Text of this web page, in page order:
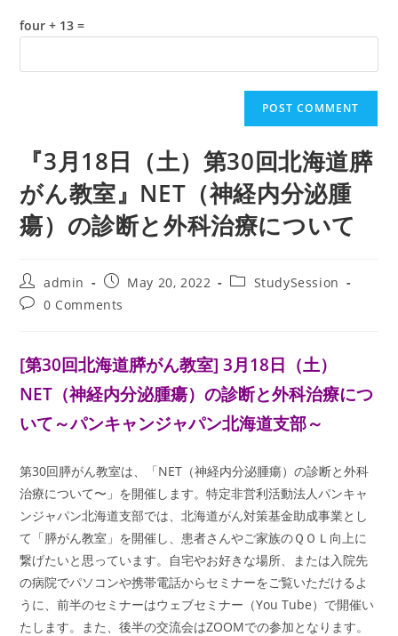
four + 13 =
『3月18日（土）第30回北海道膵
がん教室』NET（神経内分泌腫
瘍）の診断と外科治療について
Post
author:
admin
Post
published:
May 20, 2022
PostStudySession
Post0 Comments
[第30回北海道膵がん教室] 3月18日（土）
NET（神経内分泌腫瘍）の診断と外科治療につ
いて ～パンキャンジャパン北海道支部～
第30回膵がん教室は、「NET（神経内分泌腫瘍）の診断と外科
治療について〜」を開催します。特定非営利活動法人パンキャ
ンジャパン北海道支部では、北海道がん対策基金助成事業とし
て「膵がん教室」を開催し、患者さんやご家族のＱＯＬ向上に
繋げたいと思っています。自宅やお好きな場所、または入院先
の病院でパソコンや携帯電話からセミナーをご覧いただけるよ
うに、前半のセミナーはウェブセミナー（You Tube）で開催い
たします。また、後半の交流会はZOOMでの参加となります。